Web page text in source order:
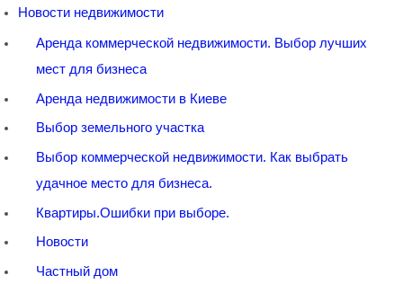
Новости недвижимости
Аренда коммерческой недвижимости. Выбор лучших
мест для бизнеса
Аренда недвижимости в Киеве
Выбор земельного участка
Выбор коммерческой недвижимости. Как выбрать
удачное место для бизнеса.
Квартиры.Ошибки при выборе.
Новости
Частный дом